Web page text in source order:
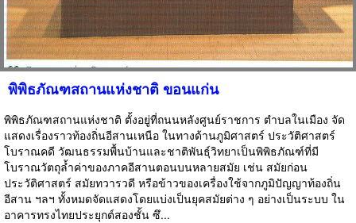
พิพิธภัณฑสถานแห่งชาติ ขอนแก่น
พิพิธภัณฑสถานแห่งชาติ ตั้งอยู่ที่ถนนหลังศูนย์ราชการ ตำบลในเมือง จัด
แสดงเรื่องราวท้องถิ่นอีสานเหนือ ในทางด้านภูมิศาสตร์ ประวัติศาสตร์
โบราณคดี วัฒนธรรมพื้นบ้านและชาติพันธุ์วิทยาเป็นพิพิธภัณฑ์ที่มี
โบราณวัตถุล้ำค่าของภาคอีสานตอนบนหลายสมัย เช่น สมัยก่อน
ประวัติศาสตร์ สมัยทวารวดี หรือข้าวของเครื่องใช้จากภูมิปัญญาท้องถิ่น
อีสาน ฯลฯ ทั้งหมดจัดแสดงโดยแบ่งเป็นยุคสมัยต่าง ๆ อย่างเป็นระบบ ใน
อาคารทรงไทยประยุกต์สองชั้น ซึ...